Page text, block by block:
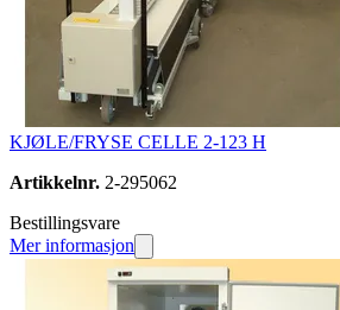
KJØLE/FRYSE CELLE 2-123 H
Artikkelnr. 2-295062
Bestillingsvare
Mer informasjon